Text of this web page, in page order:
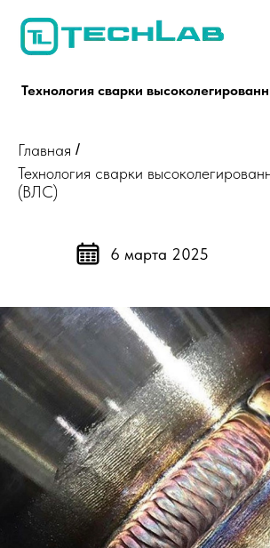
Технология сварки
Главная /
Технология сварки
(ВЛС)
6 марта 2025